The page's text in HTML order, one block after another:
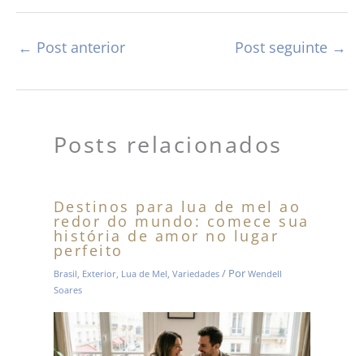
← Post anterior Post seguinte →
Posts relacionados
Destinos para lua de mel ao
redor do mundo: comece sua
história de amor no lugar
perfeito
Brasil Exterior, Lua de Mel Variedades/ Por Wendell
Soares